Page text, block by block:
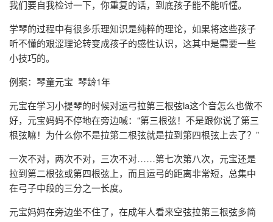
我们要自我检讨一下，你重复的话，到底孩子能不能听懂。
学琴的过程中有很多乐理知识是纯粹的理论，如果将这些孩子
听不懂的艰涩理论转变成孩子的感性认识，这其中是需要一些
小技巧的。
例案：琴童元宝 琴龄1年
元宝在学习小提琴的时候对运弓拉第三根弦la这个音怎么也做不
好，元宝妈妈不停地在旁边喊：“第三根弦！不是跟你说了第三
根弦嘛！为什么你不是拉第二根弦就是拉到第四根弦上去了？”
一次不对，两次不对，三次不对……第七次第八次，元宝还是
拉到第二根弦或第四根弦上，而且运弓的距离非常短，总集中
在弓子中段的三分之一长度。
元宝妈妈在旁边坐不住了，在成年人看来空弦拉第三根弦多简